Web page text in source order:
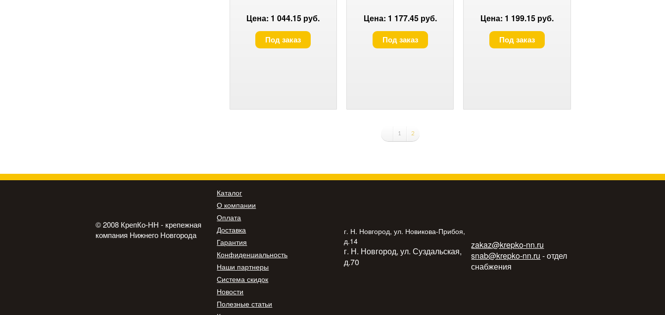
Цена: 1 044.15 руб.
Под заказ
Цена: 1 177.45 руб.
Под заказ
Цена: 1 199.15 руб.
Под заказ
1 2
© 2008 КрепКо-НН - крепежная
компания Нижнего Новгорода
Каталог
О компании
Оплата
Доставка
Гарантия
Конфиденциальность
Наши партнеры
Система скидок
Новости
Полезные статьи
г. Н. Новгород, ул. Новикова-Прибоя,
д.14
г. Н. Новгород, ул. Суздальская,
д.70
zakaz@krepko-nn.ru
snab@krepko-nn.ru - отдел
снабжения